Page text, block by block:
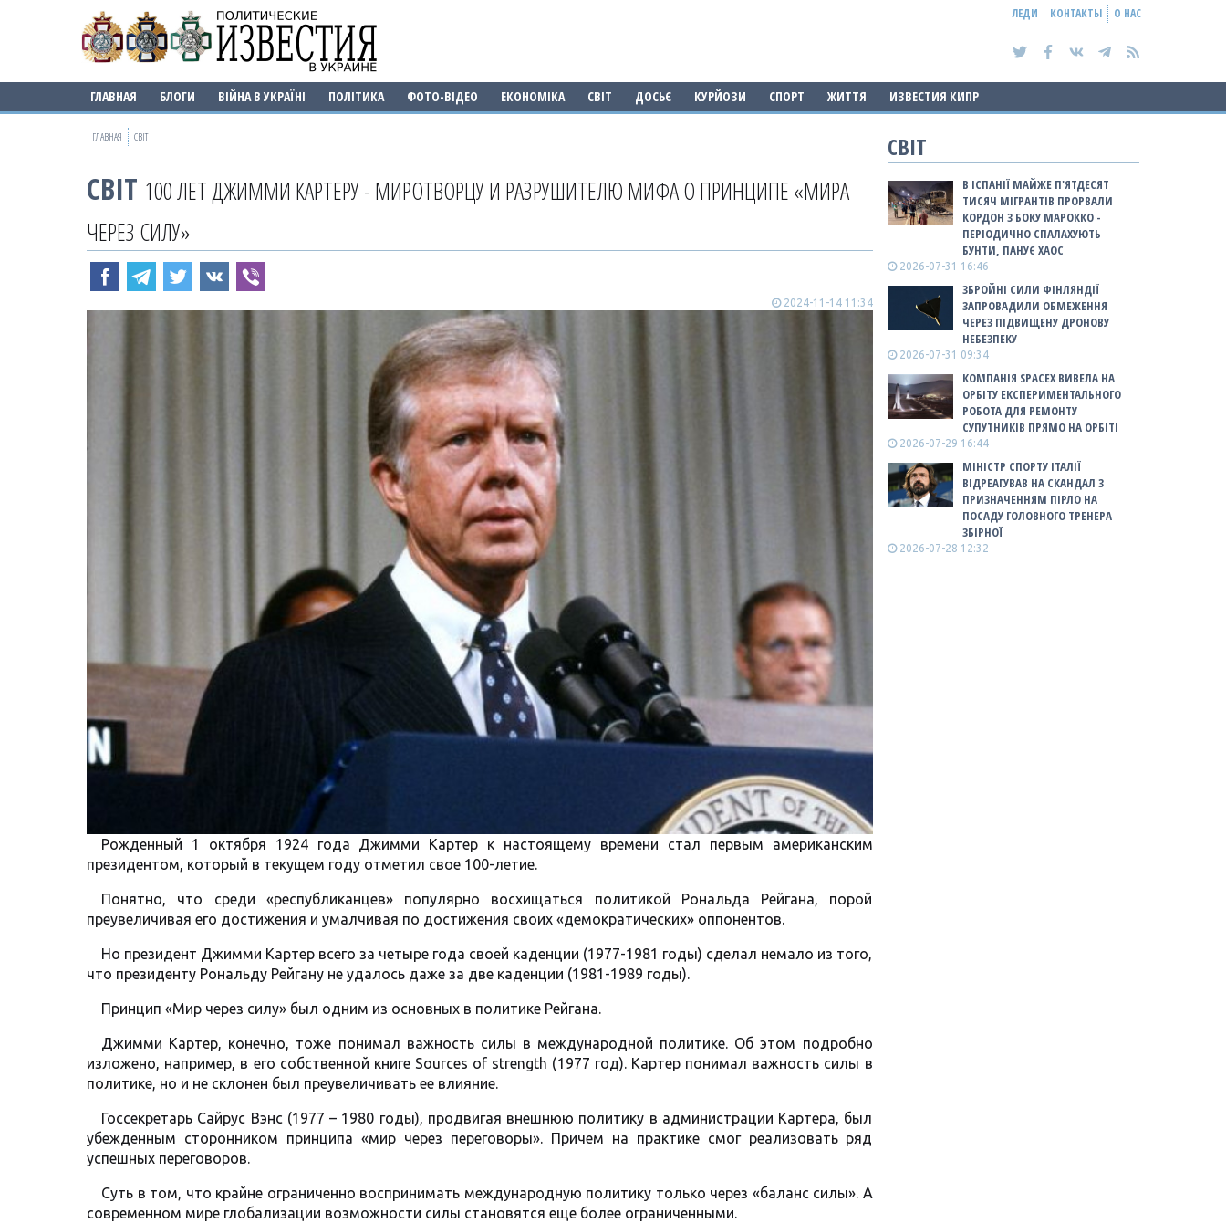
ЛЕДИ КОНТАКТЫ О НАС
ГЛАВНАЯ БЛОГИ ВІЙНА В УКРАЇНІ ПОЛІТИКА ФОТО-ВІДЕО ЕКОНОМІКА СВІТ ДОСЬЄ КУРЙОЗИ СПОРТ ЖИТТЯ ИЗВЕСТИЯ КИПР
ГЛАВНАЯ СВІТ
СВІТ 100 ЛЕТ ДЖИММИ КАРТЕРУ - МИРОТВОРЦУ И РАЗРУШИТЕЛЮ МИФА О ПРИНЦИПЕ «МИРА
ЧЕРЕЗ СИЛУ»
2024-11-14 11:34
Рожденный 1 октября 1924 года Джимми Картер к настоящему времени стал первым американским
президентом, который в текущем году отметил свое 100-летие.
Понятно, что среди «республиканцев» популярно восхищаться политикой Рональда Рейгана, порой
преувеличивая его достижения и умалчивая по достижения своих «демократических» оппонентов.
Но президент Джимми Картер всего за четыре года своей каденции (1977-1981 годы) сделал немало из того,
что президенту Рональду Рейгану не удалось даже за две каденции (1981-1989 годы).
Принцип «Мир через силу» был одним из основных в политике Рейгана.
Джимми Картер, конечно, тоже понимал важность силы в международной политике. Об этом подробно
изложено, например, в его собственной книге Sources of strength (1977 год). Картер понимал важность силы в
политике, но и не склонен был преувеличивать ее влияние.
Госсекретарь Сайрус Вэнс (1977 – 1980 годы), продвигая внешнюю политику в администрации Картера, был
убежденным сторонником принципа «мир через переговоры». Причем на практике смог реализовать ряд
успешных переговоров.
Суть в том, что крайне ограниченно воспринимать международную политику только через «баланс силы». А
современном мире глобализации возможности силы становятся еще более ограниченными.
СВІТ
В ІСПАНІЇ МАЙЖЕ П'ЯТДЕСЯТ
ТИСЯЧ МІГРАНТІВ ПРОРВАЛИ
КОРДОН З БОКУ МАРОККО -
ПЕРІОДИЧНО СПАЛАХУЮТЬ
БУНТИ, ПАНУЄ ХАОС
2026-07-31 16:46
ЗБРОЙНІ СИЛИ ФІНЛЯНДІЇ
ЗАПРОВАДИЛИ ОБМЕЖЕННЯ
ЧЕРЕЗ ПІДВИЩЕНУ ДРОНОВУ
НЕБЕЗПЕКУ
2026-07-31 09:34
КОМПАНІЯ SPACEX ВИВЕЛА НА
ОРБІТУ ЕКСПЕРИМЕНТАЛЬНОГО
РОБОТА ДЛЯ РЕМОНТУ
СУПУТНИКІВ ПРЯМО НА ОРБІТІ
2026-07-29 16:44
МІНІСТР СПОРТУ ІТАЛІЇ
ВІДРЕАГУВАВ НА СКАНДАЛ З
ПРИЗНАЧЕННЯМ ПІРЛО НА
ПОСАДУ ГОЛОВНОГО ТРЕНЕРА
ЗБІРНОЇ
2026-07-28 12:32